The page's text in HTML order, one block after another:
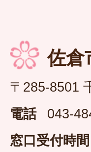
佐倉
〒285-8501
電話
043-
窓口受付時間